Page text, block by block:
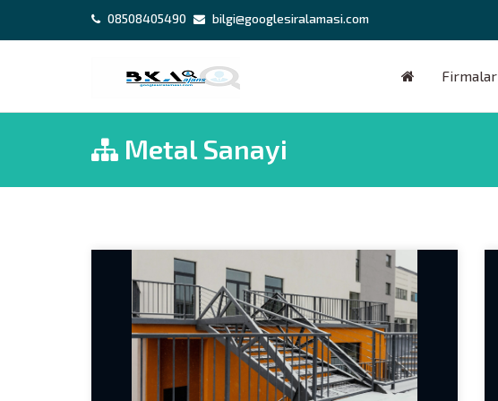
08508405490 bilgi@googlesiralamasi.com
Firmalar
Metal Sanayi